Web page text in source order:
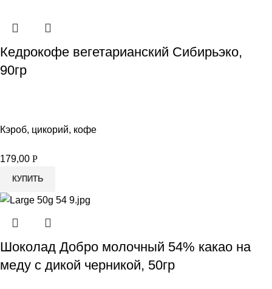
Кедрокофе вегетарианский Сибирьэко,
90гр
Кэроб, цикорий, кофе
179,00 Р
КУПИТЬ
Шоколад Добро молочный 54% какао на
меду с дикой черникой, 50гр